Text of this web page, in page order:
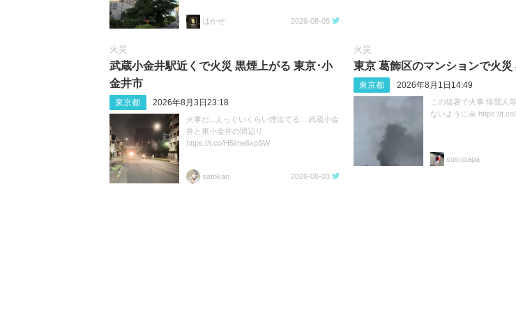
はかせ 2026-08-05
火災
武蔵小金井駅近くで火災 黒煙上がる 東京･小
金井市
東京都 2026年8月3日23:18
火事だ...えっぐいくらい煙出てる... 武蔵小金
井と東小金井の間辺り
https://t.co/H5ime6xpSW
satokan 2026-08-03
火災
東京 葛飾区のマンションで火災
東京都 2026年8月1日14:49
この猛暑で火事 怪我人
ないように🙏 https://t.co/
susupapa